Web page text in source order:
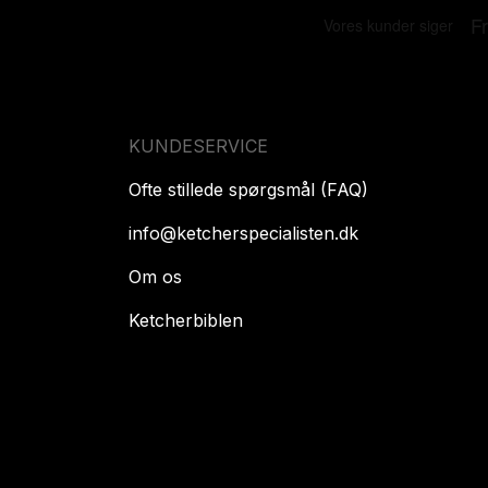
KUNDESERVICE
Ofte stillede spørgsmål (FAQ)
info@ketcherspecialisten.dk
Om os
Ketcherbiblen